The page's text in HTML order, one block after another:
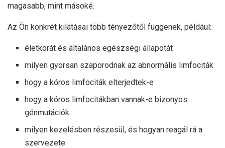
magasabb, mint másoké.
Az Ön konkrét kilátásai több tényezőtől függenek, például:
életkorát és általános egészségi állapotát
milyen gyorsan szaporodnak az abnormális limfociták
hogy a kóros limfociták elterjedtek-e
hogy a kóros limfocitákban vannak-e bizonyos
génmutációk
milyen kezelésben részesül, és hogyan reagál rá a
szervezete